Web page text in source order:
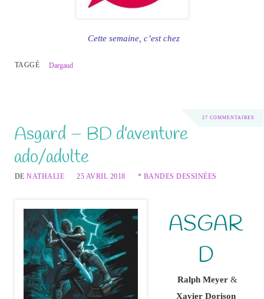
Cette semaine, c’est chez
TAGGÉ Dargaud
27 COMMENTAIRES
Asgard – BD d’aventure
ado/adulte
DENATHALIE 25 AVRIL 2018 * BANDES DESSINÉES
ASGAR
D
Ralph Meyer&
Xavier Dorison